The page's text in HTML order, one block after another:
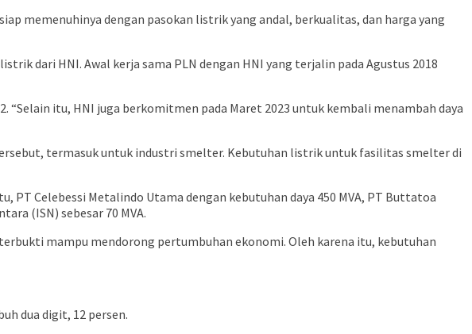
memenuhinya dengan pasokan listrik yang andal, berkualitas, dan harga yang
dari HNI. Awal kerja sama PLN dengan HNI yang terjalin pada Agustus 2018
“Selain itu, HNI juga berkomitmen pada Maret 2023 untuk kembali menambah daya
termasuk untuk industri smelter. Kebutuhan listrik untuk fasilitas smelter di
PT Celebessi Metalindo Utama dengan kebutuhan daya 450 MVA, PT Buttatoa
(ISN) sebesar 70 MVA.
mampu mendorong pertumbuhan ekonomi. Oleh karena itu, kebutuhan
dua digit, 12 persen.